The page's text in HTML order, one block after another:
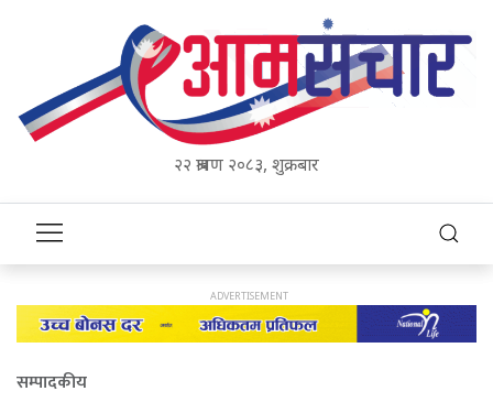
२२ श्रावण २०८३, शुक्रबार
सम्पादकीय